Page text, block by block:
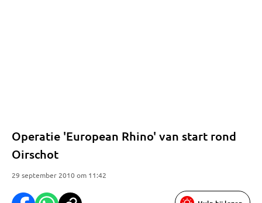
Operatie 'European Rhino' van start rond
Oirschot
29 september 2010 om 11:42